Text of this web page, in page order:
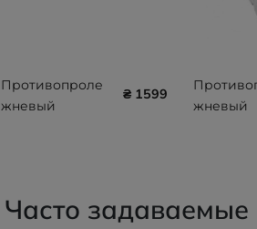
Противопроле
жневый
₴ 1599
жневый
GM3300/T
Часто